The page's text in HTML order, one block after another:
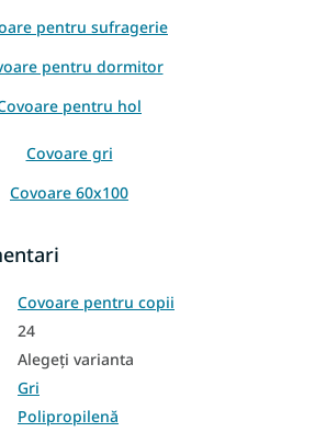
pentru sufragerie
pentru dormitor
pentru hol
Covoare gri
Covoare 60x100
Covoare 140x190
Covoare 160x220
Covoare 200x290
Covoare pentru copii
24
Alegeţi varianta
Gri
Polipropilenă